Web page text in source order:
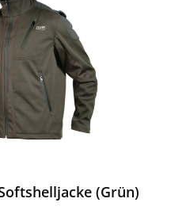
(Grün)